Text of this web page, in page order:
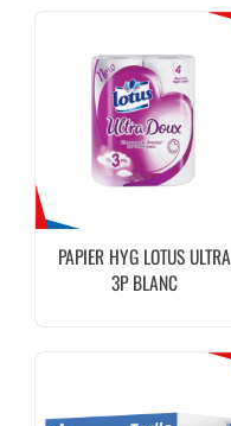
PAPIER HYG LOTUS ULTRA
3P BLANC